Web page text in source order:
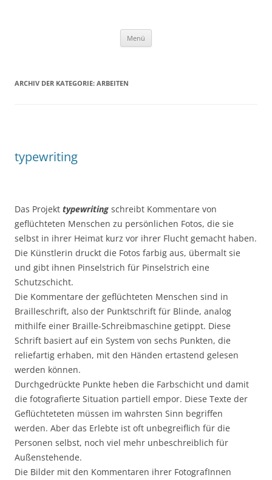
Menü
ARCHIV DER KATEGORIE: ARBEITEN
typewriting
Das Projekt typewriting schreibt Kommentare von
geflüchteten Menschen zu persönlichen Fotos, die sie
selbst in ihrer Heimat kurz vor ihrer Flucht gemacht haben.
Die Künstlerin druckt die Fotos farbig aus, übermalt sie
und gibt ihnen Pinselstrich für Pinselstrich eine
Schutzschicht.
Die Kommentare der geflüchteten Menschen sind in
Brailleschrift, also der Punktschrift für Blinde, analog
mithilfe einer Braille-Schreibmaschine getippt. Diese
Schrift basiert auf ein System von sechs Punkten, die
reliefartig erhaben, mit den Händen ertastend gelesen
werden können.
Durchgedrückte Punkte heben die Farbschicht und damit
die fotografierte Situation partiell empor. Diese Texte der
Geflüchteteten müssen im wahrsten Sinn begriffen
werden. Aber das Erlebte ist oft unbegreiflich für die
Personen selbst, noch viel mehr unbeschreiblich für
Außenstehende.
Die Bilder mit den Kommentaren ihrer FotografInnen